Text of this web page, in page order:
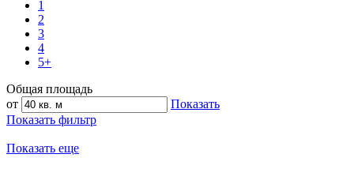
1
2
3
4
5+
Общая площадь
от
Показать
Показать фильтр
Показать еще